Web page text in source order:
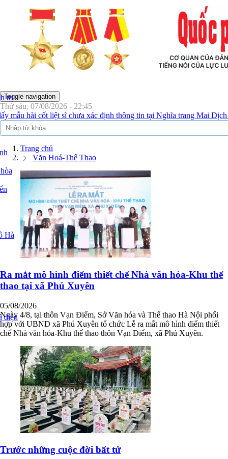
Toggle navigation
trị
Hà
điện
Thứ sáu, 07/08/2026 - 22:45
sĩ chưa xác định thông tin tại Nghĩa trang Mai Dịch để giám định
Trang chủ
Văn Hoá-Thể Thao
Ra mắt mô hình điểm thiết chế Nhà văn hóa-Khu thể
thao tại xã Phú Xuyên
05/08/2026
Ngày 4/8, tại thôn Vạn Điểm, Sở Văn hóa và Thể thao Hà Nội phối
hợp với UBND xã Phú Xuyên tổ chức Lễ ra mắt mô hình điểm thiết
chế Nhà văn hóa-Khu thể thao thôn Vạn Điểm, xã Phú Xuyên.
Trước những cuộc đời bất tử